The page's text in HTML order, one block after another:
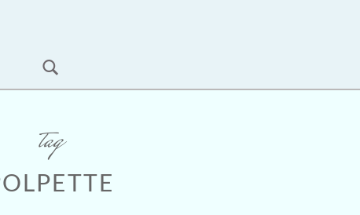
tag